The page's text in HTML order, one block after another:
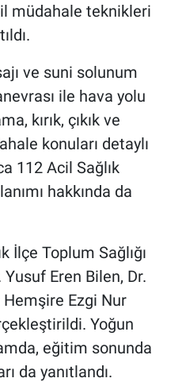
müdahale teknikleri
ve suni solunum
ile hava yolu
kırık, çıkık ve
konuları detaylı
112 Acil Sağlık
hakkında da
İlçe Toplum Sağlığı
Eren Bilen, Dr.
Ezgi Nur
Yoğun
eğitim sonunda
da yanıtlandı.